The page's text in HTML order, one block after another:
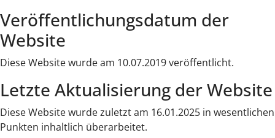
Veröffentlichungsdatum der
Website
Diese Website wurde am 10.07.2019 veröffentlicht.
Letzte Aktualisierung der Website
Diese Website wurde zuletzt am 16.01.2025 in wesentlichen
Punkten inhaltlich überarbeitet.